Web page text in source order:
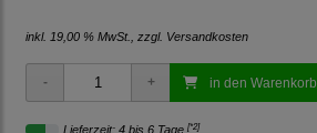
inkl. 19,00 % MwSt., zzgl. Versandkosten
in den Warenkorb
Lieferzeit: 4 bis 6 Tage [*2]